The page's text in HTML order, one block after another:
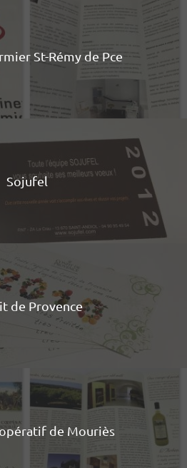
St-Rémy de Pce
Sojufel
de Provence
de Mouriès